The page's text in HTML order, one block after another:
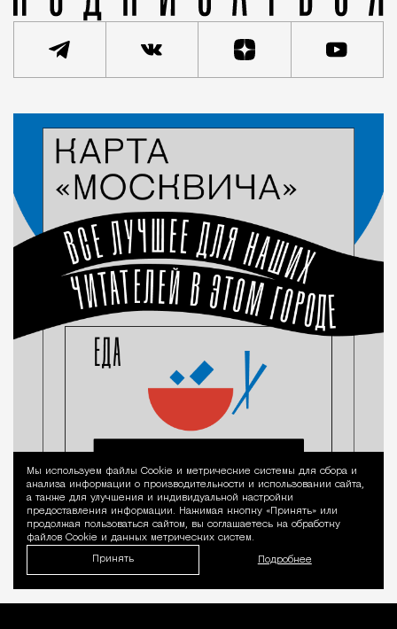
Уведомление
Мы используем файлы Сookie и метрические системы для сбора и
анализа информации о производительности и использовании сайта,
а также для улучшения и индивидуальной настройки
предоставления информации. Нажимая кнопку «Принять» или
продолжая пользоваться сайтом, вы соглашаетесь на обработку
файлов Cookie и данных метрических систем.
Принять Подробнее